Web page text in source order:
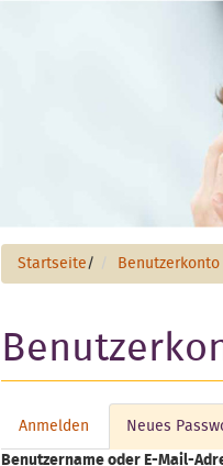
Startseite/ Benutzerkonto
Haupt-Reiter
Anmelden Neues
Benutzername oder E-Mail-